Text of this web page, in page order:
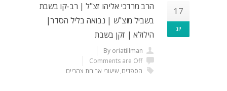
17
יונ
הרב מרדכי אליהו זצ"ל | רב-קו בשבת
בשביל מוצ"ש | נבואה בליל הסדר|
הילולא | זקן בשבת
By oriatillman
Comments are Off
הספדים, שיעורי ארוחת צהריים